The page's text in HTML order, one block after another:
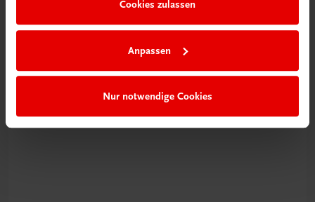
Cookies zulassen
Anpassen
Nur notwendige Cookies